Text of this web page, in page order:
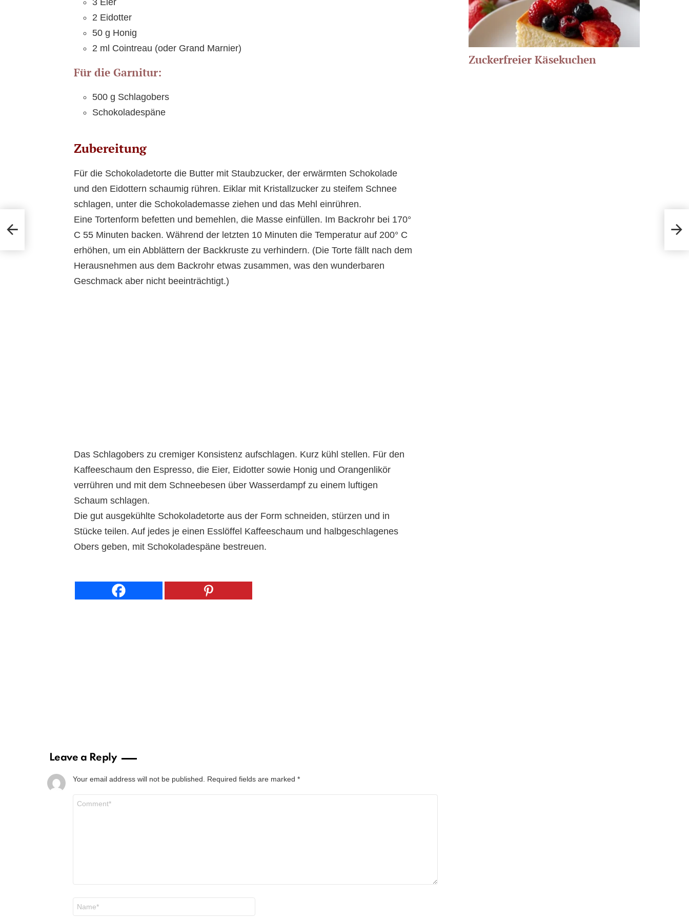
2 Eidotter
50 g Honig
2 ml Cointreau (oder Grand Marnier)
Für die Garnitur:
500 g Schlagobers
Schokoladespäne
Zubereitung
Für die Schokoladetorte die Butter mit Staubzucker, der erwärmten Schokolade
und den Eidottern schaumig rühren. Eiklar mit Kristallzucker zu steifem Schnee
schlagen, unter die Schokolademasse ziehen und das Mehl einrühren.
Eine Tortenform befetten und bemehlen, die Masse einfüllen. Im Backrohr bei 170°
C 55 Minuten backen. Während der letzten 10 Minuten die Temperatur auf 200° C
erhöhen, um ein Abblättern der Backkruste zu verhindern. (Die Torte fällt nach dem
Herausnehmen aus dem Backrohr etwas zusammen, was den wunderbaren
Geschmack aber nicht beeinträchtigt.)
Das Schlagobers zu cremiger Konsistenz aufschlagen. Kurz kühl stellen. Für den
Kaffeeschaum den Espresso, die Eier, Eidotter sowie Honig und Orangenlikör
verrühren und mit dem Schneebesen über Wasserdampf zu einem luftigen
Schaum schlagen.
Die gut ausgekühlte Schokoladetorte aus der Form schneiden, stürzen und in
Stücke teilen. Auf jedes je einen Esslöffel Kaffeeschaum und halbgeschlagenes
Obers geben, mit Schokoladespäne bestreuen.
Leave a Reply
Your email address will not be published. Required fields are marked *
Zuckerfreier Käsekuchen